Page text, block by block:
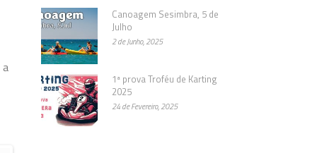
Canoagem Sesimbra, 5 de
Julho
2 de Junho, 2025
1ª prova Troféu de Karting
2025
24 de Fevereiro, 2025